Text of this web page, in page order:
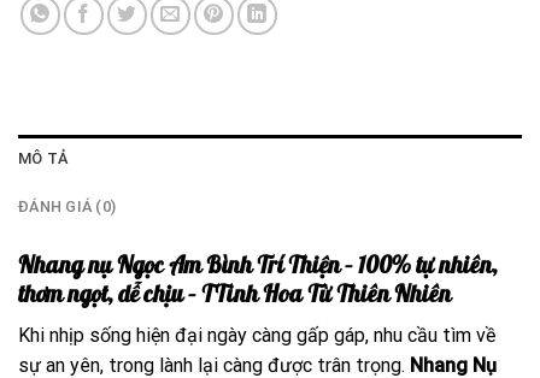
MÔ TẢ
ĐÁNH GIÁ (0)
Nhang nụ Ngọc Am Bình Trí Thiện – 100% tự nhiên,
thơm ngọt, dễ chịu – TTinh Hoa Từ Thiên Nhiên
Khi nhịp sống hiện đại ngày càng gấp gáp, nhu cầu tìm về
sự an yên, trong lành lại càng được trân trọng. Nhang Nụ